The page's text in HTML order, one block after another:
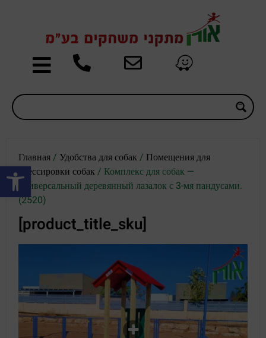
Открыть панель инструментов
Главная/ Удобства для собак/ Помещения для
дрессировки собак/ Комплекс для собак —
универсальный деревянный лазалок с 3-мя пандусами.
(2520)
[product_title_sku]